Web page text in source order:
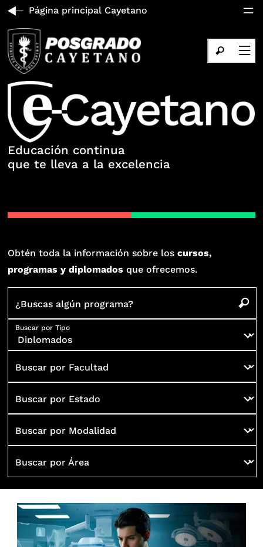
Página principal Cayetano
Educación continua
que te lleva a la excelencia
Obtén toda la información sobre loscursos,
programas y diplomados que ofrecemos.
¿Buscas algún programa?
Buscar por Tipo
Buscar por Facultad
Buscar por Estado
Buscar por Modalidad
Buscar por Área